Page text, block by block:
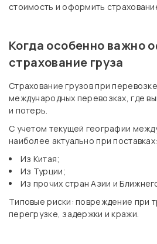
стоимость и оформить
Когда особенно важно
страхование груза
Страхование грузов при
международных перевозках, где
и потерь.
С учетом текущей географии
наиболее актуально при поставках:
Из Китая;
Из Турции;
Из прочих стран Азии и
Типовые риски: повреждение при
перегрузке, задержки и кражи.